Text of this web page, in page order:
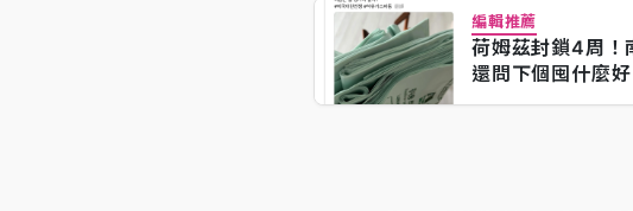
編輯推薦
荷姆茲封鎖4周！
還問下個囤什麼好